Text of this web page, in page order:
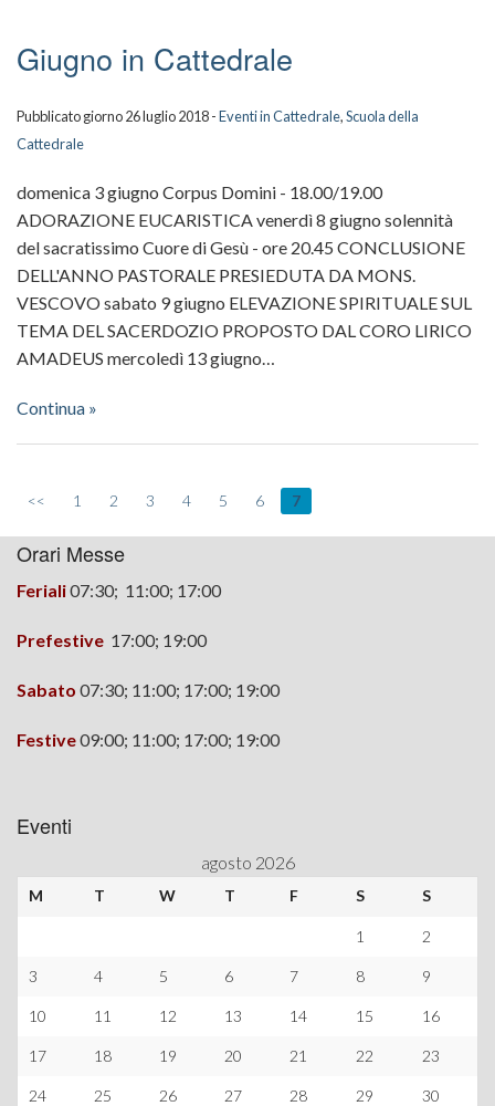
Giugno in Cattedrale
Pubblicato giorno 26 luglio 2018 -Eventi in Cattedrale,Scuola della
Cattedrale
domenica 3 giugno Corpus Domini - 18.00/19.00
ADORAZIONE EUCARISTICA venerdì 8 giugno solennità
del sacratissimo Cuore di Gesù - ore 20.45 CONCLUSIONE
DELL'ANNO PASTORALE PRESIEDUTA DA MONS.
VESCOVO sabato 9 giugno ELEVAZIONE SPIRITUALE SUL
TEMA DEL SACERDOZIO PROPOSTO DAL CORO LIRICO
AMADEUS mercoledì 13 giugno…
Continua »
<< 1 2 3 4 5 6 7
Orari Messe
Feriali07:30; 11:00; 17:00
Prefestive 17:00; 19:00
Sabato 07:30; 11:00; 17:00; 19:00
Festive09:00; 11:00; 17:00; 19:00
Eventi
agosto 2026
M T W T F S S
1 2
3 4 5 6 7 8 9
10 11 12 13 14 15 16
17 18 19 20 21 22 23
24 25 26 27 28 29 30